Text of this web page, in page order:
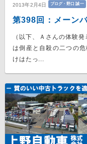
2013年2月4日 ブログ・野口 誠一
第398回：メーン
（以下、Ａさんの体験
は倒産と自殺の二つの
けはたっ...